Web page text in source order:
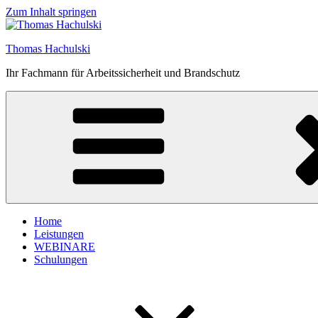
Zum Inhalt springen
Thomas Hachulski
Ihr Fachmann für Arbeitssicherheit und Brandschutz
Home
Leistungen
WEBINARE
Schulungen